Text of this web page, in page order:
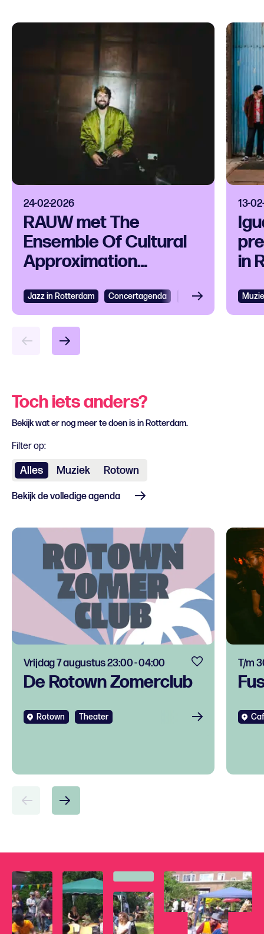
24-02-2026
RAUW met The
Ensemble Of Cultural
Approximation
VAAGUE naar Rotown
Jazz in Rotterdam Concertagenda Muziek
13-
in
Toch iets anders?
Bekijk wat er nog meer te doen is in Rotterdam.
Filter op:
Alles Muziek Rotown
Bekijk de volledige agenda
De Rotown Zomerclub
Vrijdag 7 augustus 23:00 - 04:00
Rotown Theater
T/m